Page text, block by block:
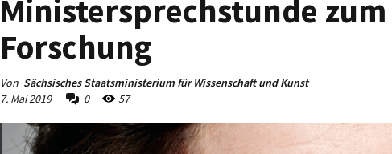
Ministersprechstunde
Forschung
Von Sächsisches Staatsministerium für Wissenschaft und Kunst
7. Mai 2019
0 57